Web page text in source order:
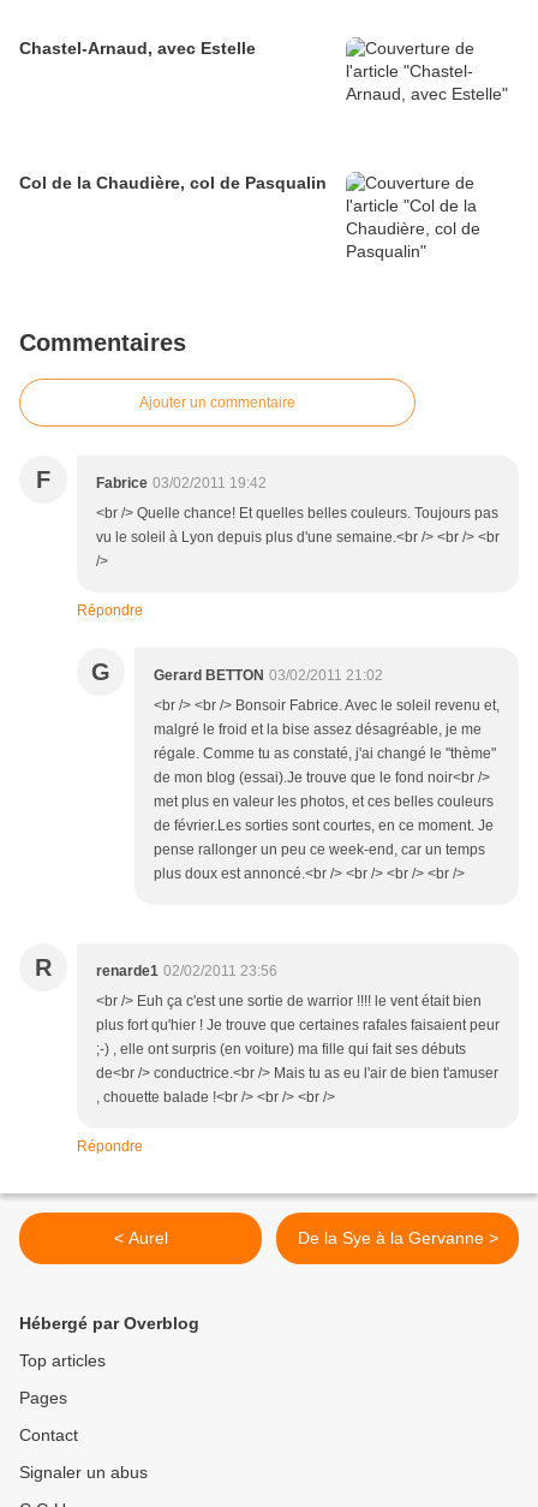
Chastel-Arnaud, avec Estelle
Col de la Chaudière, col de Pasqualin
Commentaires
Ajouter un commentaire
F Fabrice 03/02/2011 19:42
<br /> Quelle chance! Et quelles belles couleurs. Toujours pas
vu le soleil à Lyon depuis plus d'une semaine.<br /> <br /> <br
/>
Répondre
G Gerard BETTON 03/02/2011 21:02
<br /> <br /> Bonsoir Fabrice. Avec le soleil revenu et,
malgré le froid et la bise assez désagréable, je me
régale. Comme tu as constaté, j'ai changé le "thème"
de mon blog (essai).Je trouve que le fond noir<br />
met plus en valeur les photos, et ces belles couleurs
de février.Les sorties sont courtes, en ce moment. Je
pense rallonger un peu ce week-end, car un temps
plus doux est annoncé.<br /> <br /> <br /> <br />
R renarde1 02/02/2011 23:56
<br /> Euh ça c'est une sortie de warrior !!!! le vent était bien
plus fort qu'hier ! Je trouve que certaines rafales faisaient peur
;-) , elle ont surpris (en voiture) ma fille qui fait ses débuts
de<br /> conductrice.<br /> Mais tu as eu l'air de bien t'amuser
, chouette balade !<br /> <br /> <br />
Répondre
< Aurel De la Sye à la Gervanne >
Hébergé par Overblog
Top articles
Pages
Contact
Signaler un abus